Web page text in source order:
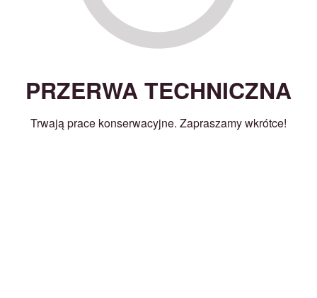
PRZERWA TECHNICZNA
Trwają prace konserwacyjne. Zapraszamy wkrótce!